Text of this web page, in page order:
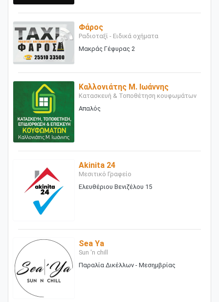
Φάρος
Ραδιοταξί - Ειδικά οχήματα
Μακράς Γέφυρας 2
Καλλονιάτης Μ. Ιωάννης
Κατασκευή & Τοποθέτηση κουφωμάτων
Απαλός
Akinita 24
Μεσιτικό Γραφείο
Ελευθέριου Βενιζέλου 15
Sea Ya
Sun 'n chill
Παραλία Δικέλλων - Μεσημβρίας